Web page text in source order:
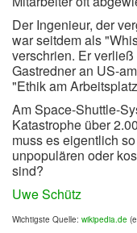
Der Ingenieur, der
war seitdem als
verschrien. Er
Gastredner an US-
"Ethik am
Am Space-Shuttle-
Katastrophe über
muss es eigentlich
unpopulären oder
sind?
Uwe Schütz
Wichtigste Quelle: wikipedia.de